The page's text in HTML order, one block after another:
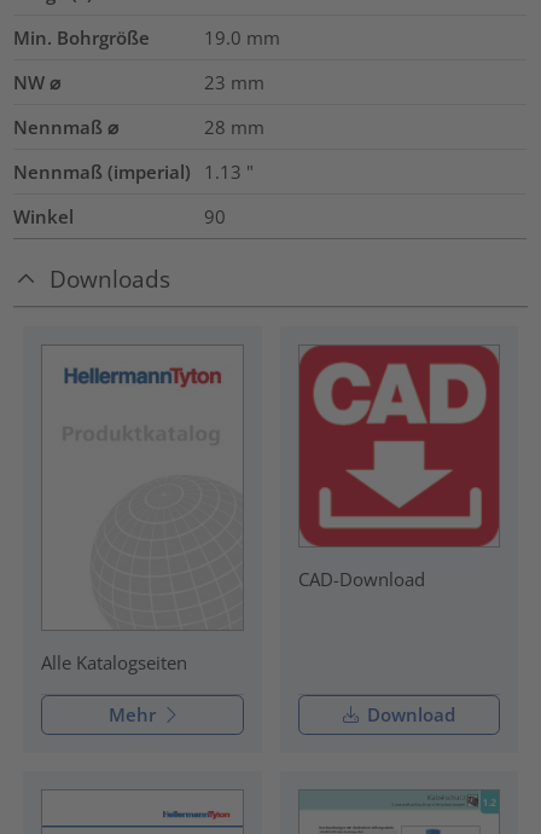
Min. Bohrgröße
19.0 mm
NW ⌀
23 mm
Nennmaß ⌀
28 mm
Nennmaß (imperial)
1.13 "
Winkel
90
Downloads
Alle Katalogseiten
Mehr
CAD-Download
Download